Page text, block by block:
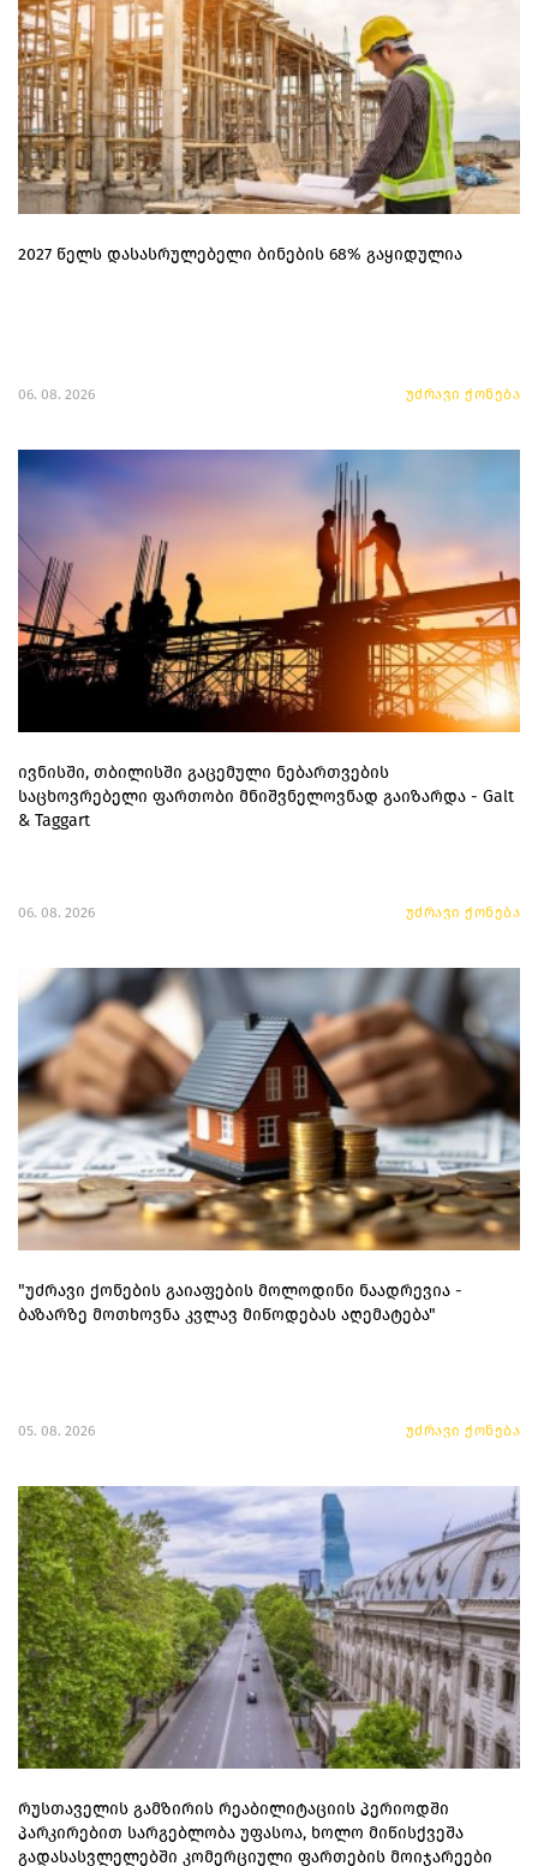
2027 წელს დასასრულებელი ბინების 68% გაყიდულია
06. 08. 2026 უძრავი ქონება
ივნისში, თბილისში გაცემული ნებართვების
საცხოვრებელი ფართობი მნიშვნელოვნად გაიზარდა - Galt
& Taggart
06. 08. 2026 უძრავი ქონება
"უძრავი ქონების გაიაფების მოლოდინი ნაადრევია -
ბაზარზე მოთხოვნა კვლავ მიწოდებას აღემატება"
05. 08. 2026 უძრავი ქონება
რუსთაველის გამზირის რეაბილიტაციის პერიოდში
პარკირებით სარგებლობა უფასოა, ხოლო მიწისქვეშა
გადასასვლელებში კომერციული ფართების მოიჯარეები